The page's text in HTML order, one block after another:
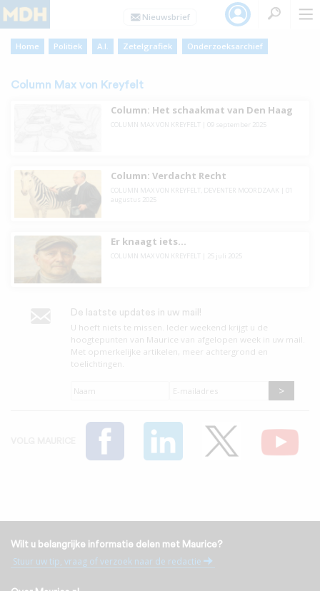
Home Politiek A.I. Zetelgrafiek Onderzoeksarchief
Column Max von Kreyfelt
Column: Het schaakmat van Den Haag
COLUMN MAX VON KREYFELT 09 september 2025
Column: Verdacht Recht
COLUMN MAX VON KREYFELT DEVENTER MOORDZAAK
01
augustus 2025
Er knaagt iets…
COLUMN MAX VON KREYFELT 25 juli 2025
De laatste updates in uw mail!
U hoeft niets te missen. leder weekend krijgt u de
hoogtepunten van Maurice van afgelopen week in uw mail.
Met opmerkelijke artikelen, meer achtergrond en
toelichtingen.
Naam
E-
Wilt u belangrijke informatie delen met Maurice?
Stuur uw tip, vraag of verzoek naar de redactie